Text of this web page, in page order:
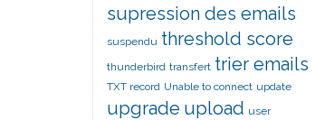
supression des emails
suspendu threshold score
thunderbird transfert trier emails
TXT record Unable to connect update
upgrade upload user